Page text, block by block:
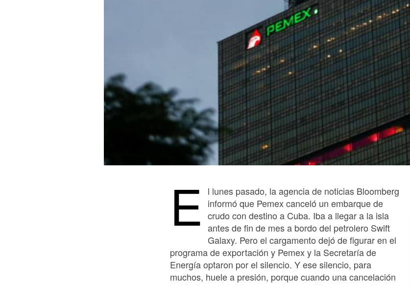
E
l lunes pasado, la agencia de noticias Bloomberg
informó que Pemex canceló un embarque de
crudo con destino a Cuba. Iba a llegar a la isla
antes de fin de mes a bordo del petrolero Swift
Galaxy. Pero el cargamento dejó de figurar en el
programa de exportación y Pemex y la Secretaría de
Energía optaron por el silencio. Y ese silencio, para
muchos, huele a presión, porque cuando una cancelación